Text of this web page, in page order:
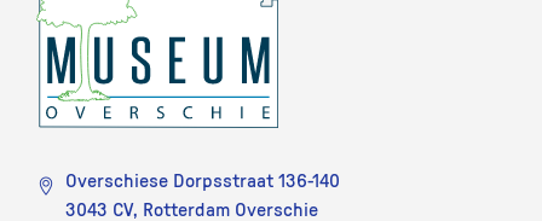
Overschiese Dorpsstraat 136-140
3043 CV, Rotterdam Overschie